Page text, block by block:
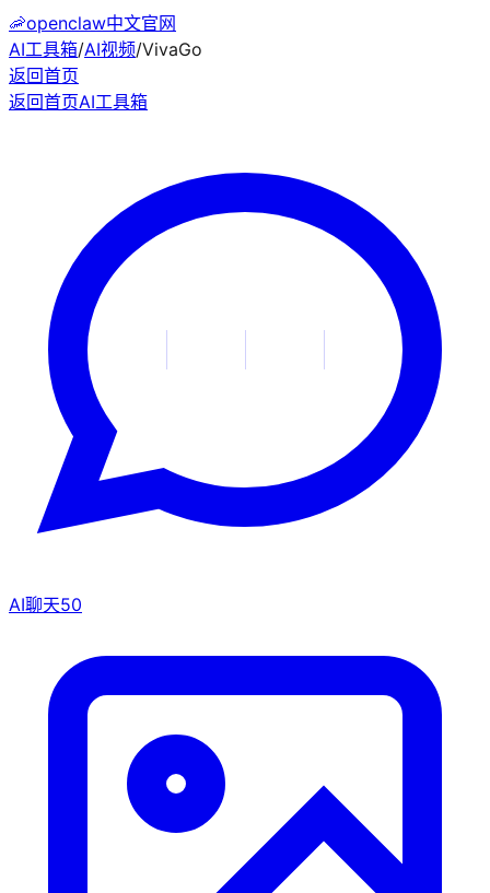
🦐openclaw中文官网
AI工具箱/AI视频/VivaGo
返回首页
返回首页AI工具箱
AI聊天50